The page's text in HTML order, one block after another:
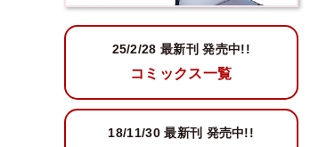
25/2/28最新刊 発売中!!
コミックス一覧
18/11/30最新刊 発売中!!